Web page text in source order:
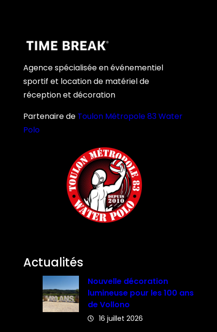
Agence spécialisée en événementiel
sportif et location de matériel de
réception et décoration
Partenaire de Toulon Métropole 83 Water
Polo
Actualités
Nouvelle décoration
lumineuse pour les 100 ans
de Vollono
16 juillet 2026